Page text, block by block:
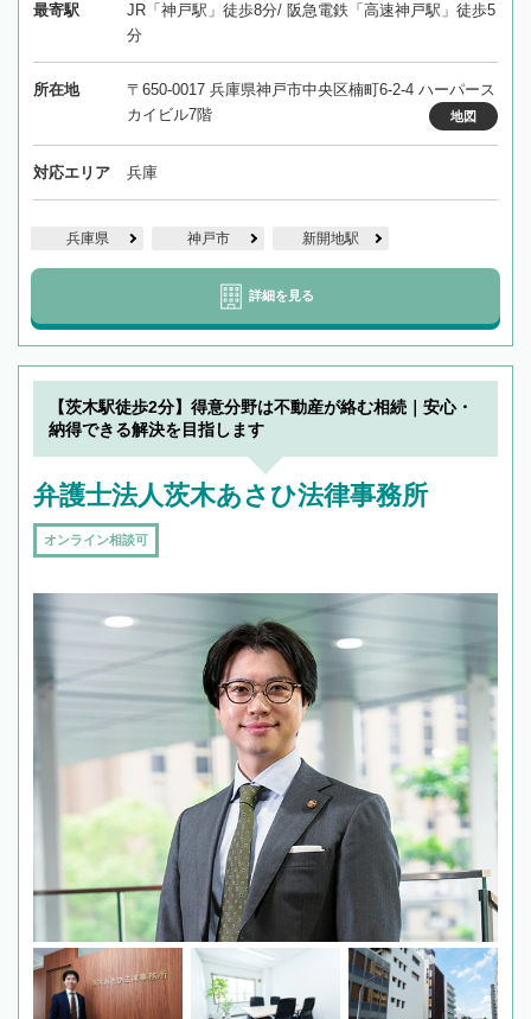
最寄駅
JR「神戸駅」徒歩8分/ 阪急電鉄「高速神戸駅」徒歩5
分
所在地
〒650-0017 兵庫県神戸市中央区楠町6-2-4 ハーパース
カイビル7階
地図
対応エリア 兵庫
兵庫県 神戸市 新開地駅
詳細を見る
【茨木駅徒歩2分】得意分野は不動産が絡む相続｜安心・
納得できる解決を目指します
弁護士法人茨木あさひ法律事務所
オンライン相談可